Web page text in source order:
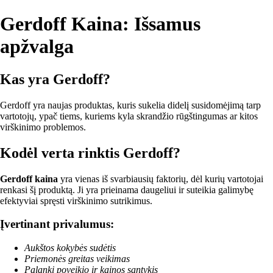
Gerdoff Kaina: Išsamus
apžvalga
Kas yra Gerdoff?
Gerdoff yra naujas produktas, kuris sukelia didelį susidomėjimą tarp
vartotojų, ypač tiems, kuriems kyla skrandžio rūgštingumas ar kitos
virškinimo problemos.
Kodėl verta rinktis Gerdoff?
Gerdoff kaina yra vienas iš svarbiausių faktorių, dėl kurių vartotojai
renkasi šį produktą. Ji yra prieinama daugeliui ir suteikia galimybę
efektyviai spręsti virškinimo sutrikimus.
Įvertinant privalumus:
Aukštos kokybės sudėtis
Priemonės greitas veikimas
Palanki poveikio ir kainos santykis